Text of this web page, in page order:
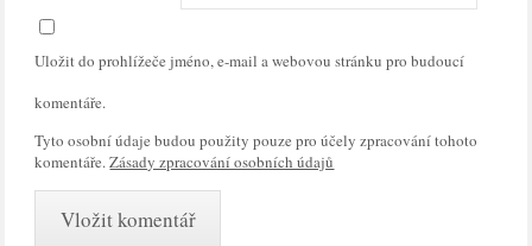
Uložit do prohlížeče jméno, e-mail a webovou stránku pro budoucí
komentáře.
Tyto osobní údaje budou použity pouze pro účely zpracování tohoto
komentáře.Zásady zpracování osobních údajů